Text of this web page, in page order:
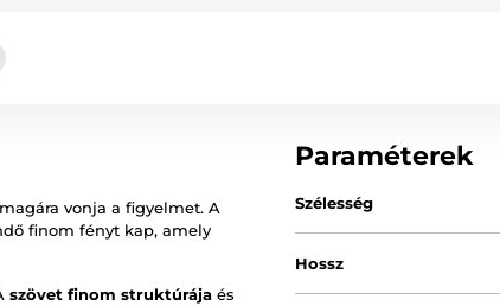
vonja a figyelmet. A
finom fényt kap, amely
szövet finom struktúrája és
Paraméterek
Szélesség
Hossz